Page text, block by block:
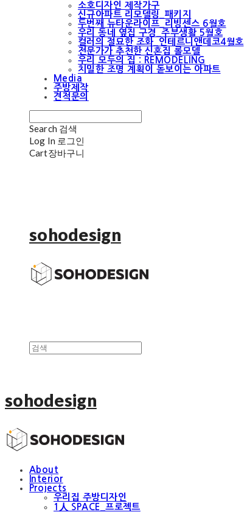
소호디자인 제작가구
신규아파트 리모델링_패키지
두번째 뉴타운라이프_리빙센스 6월호
우리 동네 옆집 구경_주부생활 5월호
컬러의 절묘한 조화_인테르니앤데코4월호
전문가가 추천한 신혼집 롤모델
우리 모두의 집 : REMODELING
치밀한 조명 계획이 돋보이는 아파트
Media
주방제작
견적문의
Search 검색
Log In 로그인
Cart장바구니
sohodesign
sohodesign
About
Interior
Projects
우리집 주방디자인
1人 SPACE_프로젝트